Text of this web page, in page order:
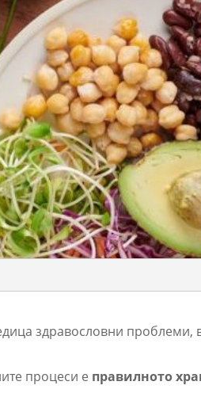
здравословни
процеси е правилното